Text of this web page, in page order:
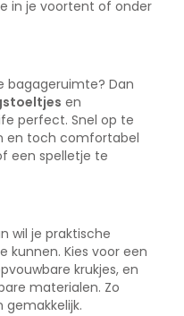
in je voortent of onder
bagageruimte? Dan
en
perfect. Snel op te
en toch comfortabel
een spelletje te
wil je praktische
kunnen. Kies voor een
krukjes, en
materialen. Zo
gemakkelijk.